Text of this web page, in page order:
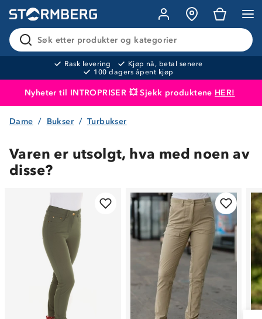
Søk etter produkter og kategorier
Rask levering
Kjøp nå, betal senere
100 dagers åpent kjøp
Nyheter til INTROPRISER 💥 Sjekk produktene HER!
Produktet er lagt i handlekurven
Dame Bukser Turbukser
Varen er utsolgt, hva med noen av
disse?